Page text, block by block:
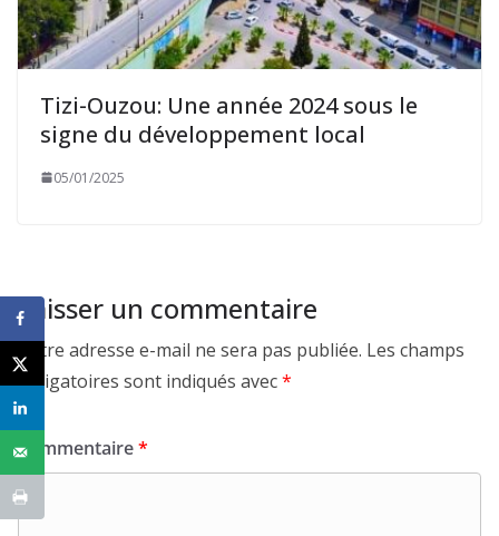
Tizi-Ouzou: Une année 2024 sous le
signe du développement local
05/01/2025
Laisser un commentaire
Votre adresse e-mail ne sera pas publiée. Les champs
obligatoires sont indiqués avec*
Commentaire*